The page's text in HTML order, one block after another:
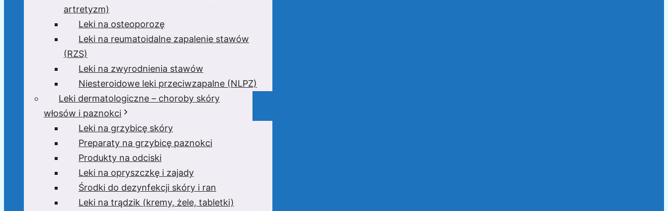
artretyzm)
Leki na osteoporozę
Leki na reumatoidalne zapalenie stawów
(RZS)
Leki na zwyrodnienia stawów
Niesteroidowe leki przeciwzapalne (NLPZ)
Leki dermatologiczne – choroby skóry
włosów i paznokci
Leki na grzybicę skóry
Preparaty na grzybicę paznokci
Produkty na odciski
Leki na opryszczkę i zajady
Środki do dezynfekcji skóry i ran
Leki na trądzik (kremy, żele, tabletki)